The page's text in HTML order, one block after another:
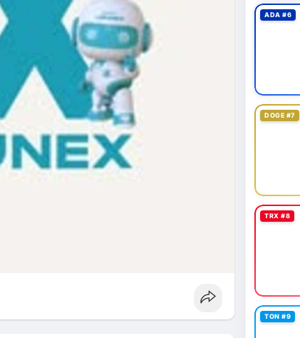
ADA #6
DOGE #7
TRX #8
TON #9